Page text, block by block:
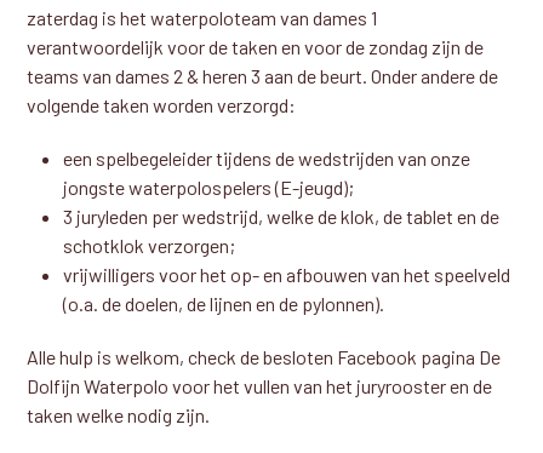
zaterdag is het waterpoloteam van dames 1
verantwoordelijk voor de taken en voor de zondag zijn de
teams van dames 2 & heren 3 aan de beurt. Onder andere de
volgende taken worden verzorgd:
een spelbegeleider tijdens de wedstrijden van onze
jongste waterpolospelers (E-jeugd);
3 juryleden per wedstrijd, welke de klok, de tablet en de
schotklok verzorgen;
vrijwilligers voor het op- en afbouwen van het speelveld
(o.a. de doelen, de lijnen en de pylonnen).
Alle hulp is welkom, check de besloten Facebook pagina De
Dolfijn Waterpolo voor het vullen van het juryrooster en de
taken welke nodig zijn.